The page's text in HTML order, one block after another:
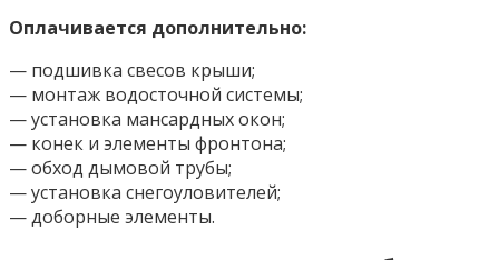
Оплачивается дополнительно:
— подшивка свесов крыши;
— монтаж водосточной системы;
— установка мансардных окон;
— конек и элементы фронтона;
— обход дымовой трубы;
— установка снегоуловителей;
— доборные элементы.